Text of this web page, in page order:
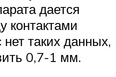
дается
контактами
таких данных,
0,7-1 мм.